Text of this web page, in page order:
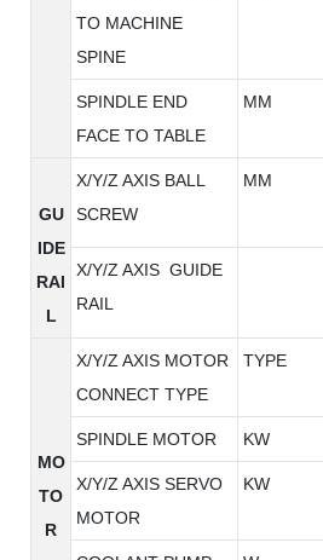
TO MACHINE
SPINE
SPINDLE END
FACE TO TABLE
MM
GU
IDE
RAI
L
X/Y/Z AXIS BALL
SCREW
MM
X/Y/Z AXIS GUIDE
RAIL
MO
TO
R
X/Y/Z AXIS MOTOR
CONNECT TYPE
TYPE
SPINDLE MOTOR KW
X/Y/Z AXIS SERVO
MOTOR
KW